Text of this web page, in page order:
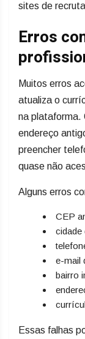
sites de
Erros
Muitos erros
atualiza o
na plataforma.
endereço
preencher
quase não
Alguns erros
CEP
cidade
e-mail
bairro
Essas falhas